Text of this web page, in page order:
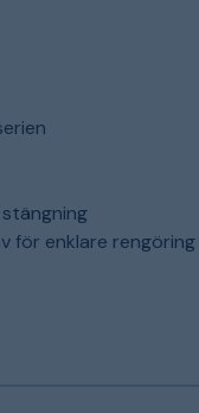
för enklare rengöring